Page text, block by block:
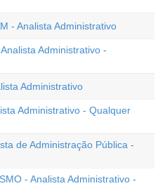
- Analista Administrativo
Administrativo -
Administrativo
Administrativo - Qualquer
de Administração Pública -
- Analista Administrativo -